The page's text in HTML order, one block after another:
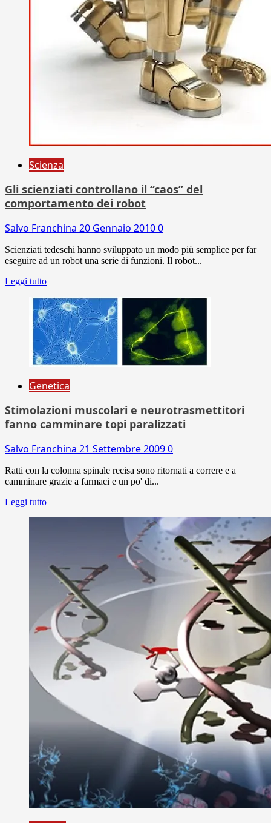
Scienza
Gli scienziati controllano il “caos” del
comportamento dei robot
Salvo Franchina 20 Gennaio 20100
Scienziati tedeschi hanno sviluppato un modo più semplice per far
eseguire ad un robot una serie di funzioni. Il robot...
Leggi tutto
Genetica
Stimolazioni muscolari e neurotrasmettitori
fanno camminare topi paralizzati
Salvo Franchina 21 Settembre 20090
Ratti con la colonna spinale recisa sono ritornati a correre e a
camminare grazie a farmaci e un po' di...
Leggi tutto